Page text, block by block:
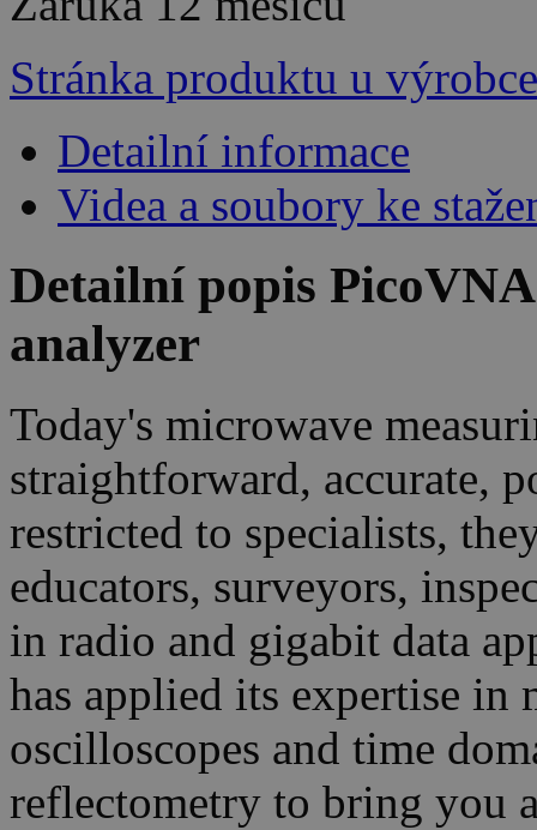
Stránka produktu u výrobce
Detailní informace
Videa a soubory ke
Detailní popis
analyzer
Today's microwave
straightforward, accurate,
restricted to specialists,
educators, surveyors,
in radio and gigabit data
has applied its expertise in
oscilloscopes and time
reflectometry to bring you